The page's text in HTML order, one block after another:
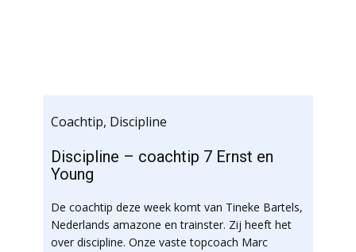
Coachtip, Discipline
Discipline – coachtip 7 Ernst en
Young
De coachtip deze week komt van Tineke Bartels,
Nederlands amazone en trainster. Zij heeft het
over discipline. Onze vaste topcoach Marc